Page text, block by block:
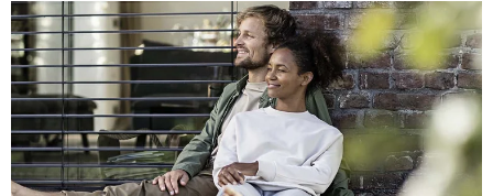
Αερόθερμα
Θερμοστάτες
Μοντέλα και τεχνικά χαρακτηριστικά
Αξεσουάρ και εξοπλισμός HPnext
Τρόποι εγκατάστασης
Εργαλεία επιλογής & υπολογισμού
Εταιρείες
Σημεία διάθεσης
Οδηγοί Επιλογής